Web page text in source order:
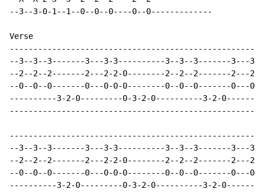
--3--3-0-1--1--0--0--0----0--0-------------
Verse
--3--3--3-------3---3-3----------3--3--3-------3---
--2--2--2-------2---2-2-0--------2--2--2-------2---2-
--0--0--0-------0---0-0-0--------0--0--0-------0---0-
----------3-2-0---------0-3-2-0----------3-2-
--3--3--3-------3---3-3----------3--3--3-------3---
--2--2--2-------2---2-2-0--------2--2--2-------2---2-
--0--0--0-------0---0-0-0--------0--0--0-------0---0-
----------3-2-0---------0-3-2-0----------3-2-